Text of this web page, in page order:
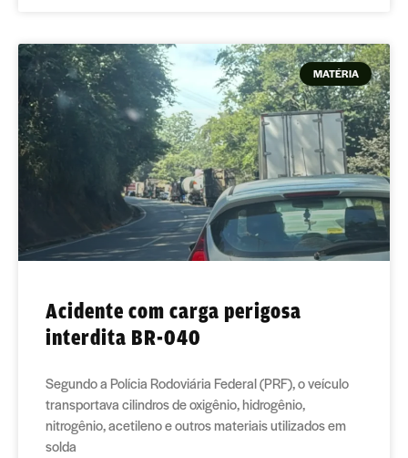
MATÉRIA
Acidente com carga perigosa
interdita BR-040
Segundo a Polícia Rodoviária Federal (PRF), o veículo
transportava cilindros de oxigênio, hidrogênio,
nitrogênio, acetileno e outros materiais utilizados em
solda